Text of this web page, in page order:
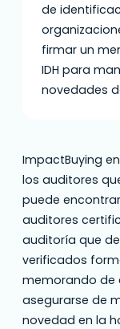
de
firmar un
IDH para
novedades
ImpactBuying
los auditores
puede
auditores
auditoría que
verificados
memorando de
asegurarse de
novedad en la